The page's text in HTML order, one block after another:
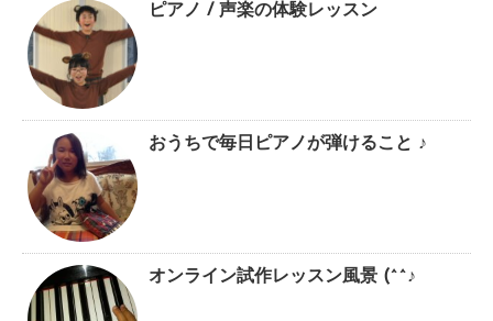
ピアノ / 声楽の体験レッスン
おうちで毎日ピアノが弾けること ♪
オンライン試作レッスン風景 (^^♪